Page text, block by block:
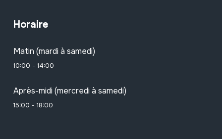
Horaire
Matin (mardi à samedi)
10:00 - 14:00
Après-midi (mercredi à samedi)
15:00 - 18:00